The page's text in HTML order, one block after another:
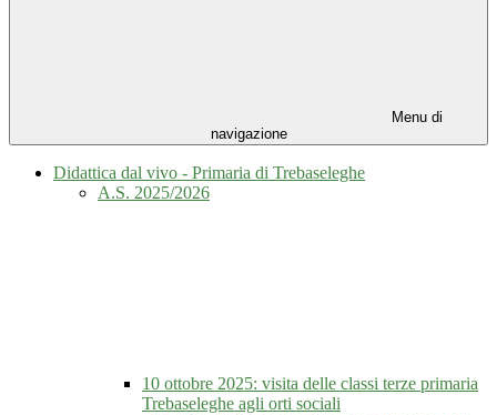
Menu di
navigazione
Didattica dal vivo - Primaria di Trebaseleghe
A.S. 2025/2026
10 ottobre 2025: visita delle classi terze primaria
Trebaseleghe agli orti sociali